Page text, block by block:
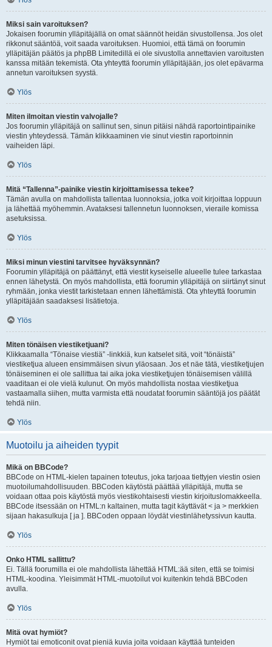
Miksi sain varoituksen?
Jokaisen foorumin ylläpitäjällä on omat säännöt heidän sivustollensa. Jos olet
rikkonut sääntöä, voit saada varoituksen. Huomioi, että tämä on foorumin
ylläpitäjän päätös ja phpBB Limitedillä ei ole sivustolla annettavien varoitusten
kanssa mitään tekemistä. Ota yhteyttä foorumin ylläpitäjään, jos olet epävarma
annetun varoituksen syystä.
Ylös
Miten ilmoitan viestin valvojalle?
Jos foorumin ylläpitäjä on sallinut sen, sinun pitäisi nähdä raportointipainike
viestin yhteydessä. Tämän klikkaaminen vie sinut viestin raportoinnin
vaiheiden läpi.
Ylös
Mitä “Tallenna”-painike viestin kirjoittamisessa tekee?
Tämän avulla on mahdollista tallentaa luonnoksia, jotka voit kirjoittaa loppuun
ja lähettää myöhemmin. Avataksesi tallennetun luonnoksen, vieraile komissa
asetuksissa.
Ylös
Miksi minun viestini tarvitsee hyväksynnän?
Foorumin ylläpitäjä on päättänyt, että viestit kyseiselle alueelle tulee tarkastaa
ennen lähetystä. On myös mahdollista, että foorumin ylläpitäjä on siirtänyt sinut
ryhmään, jonka viestit tarkistetaan ennen lähettämistä. Ota yhteyttä foorumin
ylläpitäjään saadaksesi lisätietoja.
Ylös
Miten tönäisen viestiketjuani?
Klikkaamalla “Tönaise viestiä” -linkkiä, kun katselet sitä, voit “tönäistä”
viestiketjua alueen ensimmäisen sivun yläosaan. Jos et näe tätä, viestiketjujen
tönäiseminen ei ole sallittua tai aika joka viestiketjujen tönäisemisen välillä
vaaditaan ei ole vielä kulunut. On myös mahdollista nostaa viestiketjua
vastaamalla siihen, mutta varmista että noudatat foorumin sääntöjä jos päätät
tehdä niin.
Ylös
Muotoilu ja aiheiden tyypit
Mikä on BBCode?
BBCode on HTML-kielen tapainen toteutus, joka tarjoaa tiettyjen viestin osien
muotoilumahdollisuuden. BBCoden käytöstä päättää ylläpitäjä, mutta se
voidaan ottaa pois käytöstä myös viestikohtaisesti viestin kirjoituslomakkeella.
BBCode itsessään on HTML:n kaltainen, mutta tagit käyttävät < ja > merkkien
sijaan hakasulkuja [ ja ]. BBCoden oppaan löydät viestinlähetyssivun kautta.
Ylös
Onko HTML sallittu?
Ei. Tällä foorumilla ei ole mahdollista lähettää HTML:ää siten, että se toimisi
HTML-koodina. Yleisimmät HTML-muotoilut voi kuitenkin tehdä BBCoden
avulla.
Ylös
Mitä ovat hymiöt?
Hymiöt tai emoticonit ovat pieniä kuvia joita voidaan käyttää tunteiden